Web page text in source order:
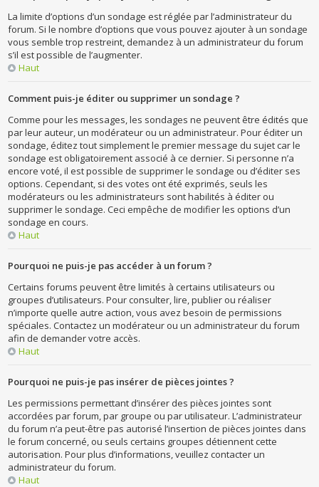
La limite d’options d’un sondage est réglée par l’administrateur du
forum. Si le nombre d’options que vous pouvez ajouter à un sondage
vous semble trop restreint, demandez à un administrateur du forum
s’il est possible de l’augmenter.
Haut
Comment puis-je éditer ou supprimer un sondage ?
Comme pour les messages, les sondages ne peuvent être édités que
par leur auteur, un modérateur ou un administrateur. Pour éditer un
sondage, éditez tout simplement le premier message du sujet car le
sondage est obligatoirement associé à ce dernier. Si personne n’a
encore voté, il est possible de supprimer le sondage ou d’éditer ses
options. Cependant, si des votes ont été exprimés, seuls les
modérateurs ou les administrateurs sont habilités à éditer ou
supprimer le sondage. Ceci empêche de modifier les options d’un
sondage en cours.
Haut
Pourquoi ne puis-je pas accéder à un forum ?
Certains forums peuvent être limités à certains utilisateurs ou
groupes d’utilisateurs. Pour consulter, lire, publier ou réaliser
n’importe quelle autre action, vous avez besoin de permissions
spéciales. Contactez un modérateur ou un administrateur du forum
afin de demander votre accès.
Haut
Pourquoi ne puis-je pas insérer de pièces jointes ?
Les permissions permettant d’insérer des pièces jointes sont
accordées par forum, par groupe ou par utilisateur. L’administrateur
du forum n’a peut-être pas autorisé l’insertion de pièces jointes dans
le forum concerné, ou seuls certains groupes détiennent cette
autorisation. Pour plus d’informations, veuillez contacter un
administrateur du forum.
Haut